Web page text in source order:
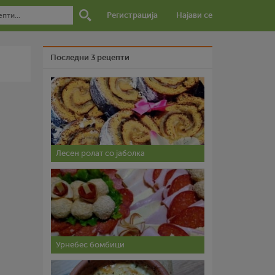
Регистрација Најави се
Последни 3 рецепти
Лесен ролат со јаболка
Урнебес бомбици